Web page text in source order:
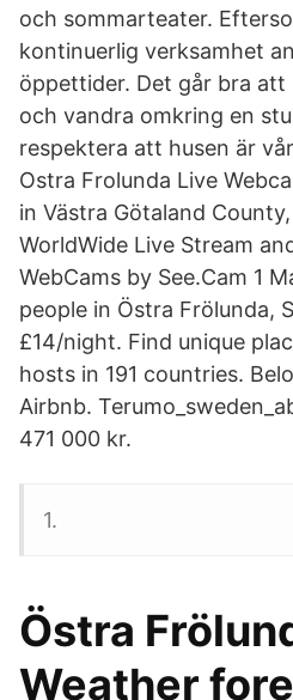
och sommarteater.
kontinuerlig verksamhet
öppettider. Det går bra att
och vandra omkring en
respektera att husen är
Ostra Frolunda Live
in Västra Götaland
WorldWide Live Stream
WebCams by See.Cam 1
people in Östra Frölunda,
£14/night. Find unique
hosts in 191 countries.
Airbnb.
471 000 kr.
1.
Östra
Weather